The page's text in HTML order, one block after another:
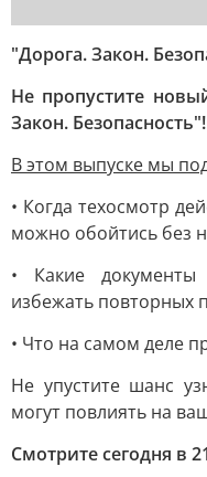
"Дорога. Закон.
Не пропустите
Закон. Безопасность"!
В этом выпуске мы
• Когда техосмотр
можно обойтись без
• Какие
избежать повторных
• Что на самом деле
Не упустите шанс
могут повлиять на
Смотрите сегодня в